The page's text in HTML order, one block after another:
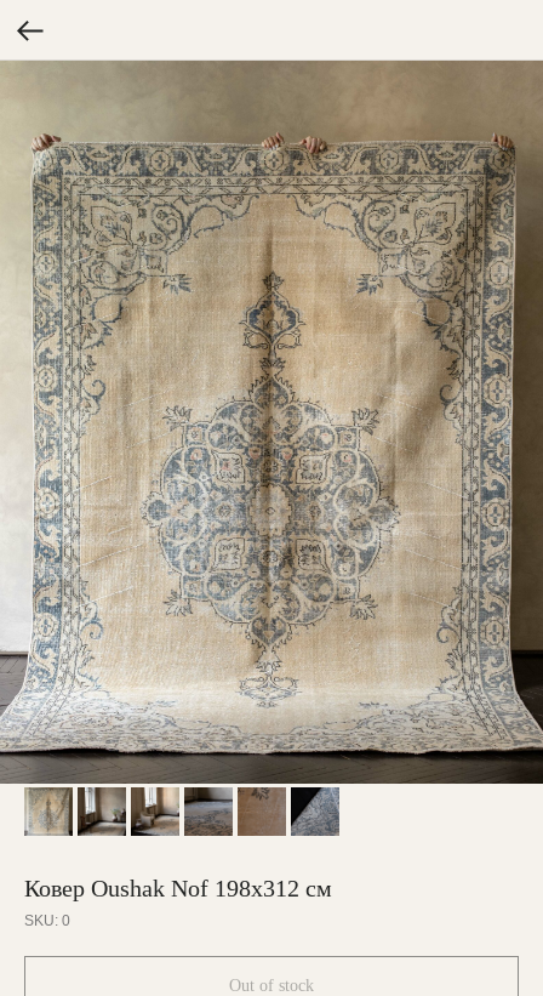
Ковер Oushak Nof 198х312 см
SKU: 0
Out of stock